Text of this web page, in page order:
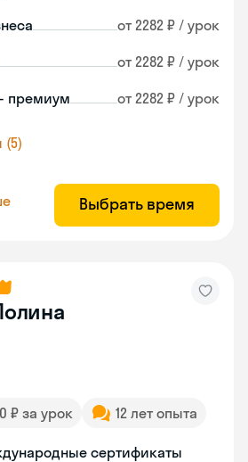
от 2282 ₽ / урок
от 2282 ₽ / урок
премиум от 2282 ₽ / урок
(5)
Выбрать время
₽ за урок 12 лет опыта
сертификаты